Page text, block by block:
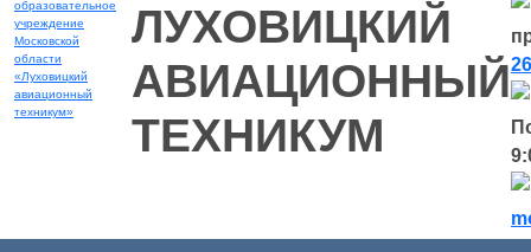
ЛУХОВИЦКИЙ
АВИАЦИОННЫЙ
ТЕХНИКУМ